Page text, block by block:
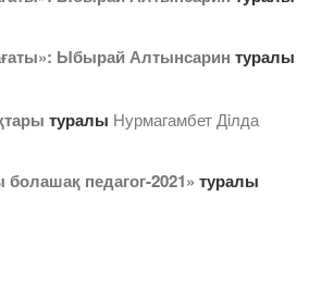
Ыбырай Алтынсарин туралы
туралы Нурмагамбет Дiлда
педагог-2021» туралы